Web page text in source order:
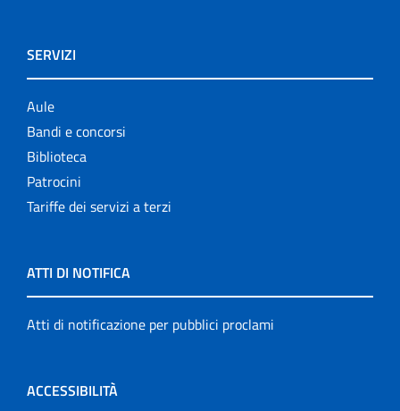
SERVIZI
Aule
Bandi e concorsi
Biblioteca
Patrocini
Tariffe dei servizi a terzi
ATTI DI NOTIFICA
Atti di notificazione per pubblici proclami
ACCESSIBILITÀ